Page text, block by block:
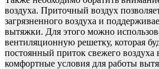
воздуха. Приточный воздух
загрязненного воздуха и
вытяжки. Для этого можно
вентиляционную решетку, которая
постоянный приток свежего воздуха
комфортные условия для работы